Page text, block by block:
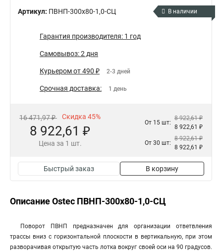
Артикул: ПВНП-300х80-1,0-СЦ В наличии
Гарантия производителя: 1 год
Самовывоз: 2 дня
Курьером от 490 ₽ 2-3 дней
Срочная доставка: 1 день
16 471,97 ₽ Скидка 45%
8 922,61 ₽
Цена за 1 шт.
От 15 шт:
8 922,61 ₽
8 922,61 ₽
От 30 шт:
8 922,61 ₽
8 922,61 ₽
Быстрый заказ В корзину
Описание Ostec ПВНП-300х80-1,0-СЦ
Поворот ПВНП предназначен для организации ответвления
трассы вниз с горизонтальной плоскости в вертикальную, при этом
разворачивая открытую часть лотка вокруг своей оси на 90 градусов.